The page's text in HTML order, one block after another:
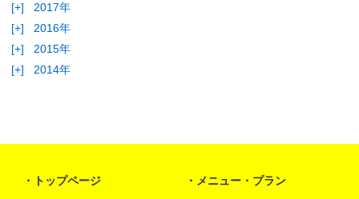
[+]
2017年
[+]
2016年
[+]
2015年
[+]
2014年
トップページ メニュー・プラン